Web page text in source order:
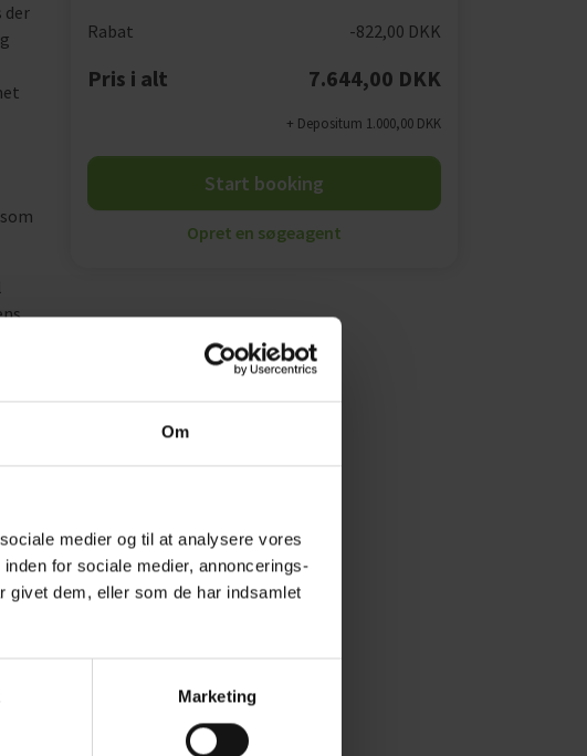
Om
medier og til at analysere vores
for sociale medier, annoncerings-
givet dem, eller som de har indsamlet
Marketing
der
Rabat
-822,00 DKK
Pris i alt 7.644,00 DKK
+ Depositum 1.000,00 DKK
Start booking
Opret en søgeagent